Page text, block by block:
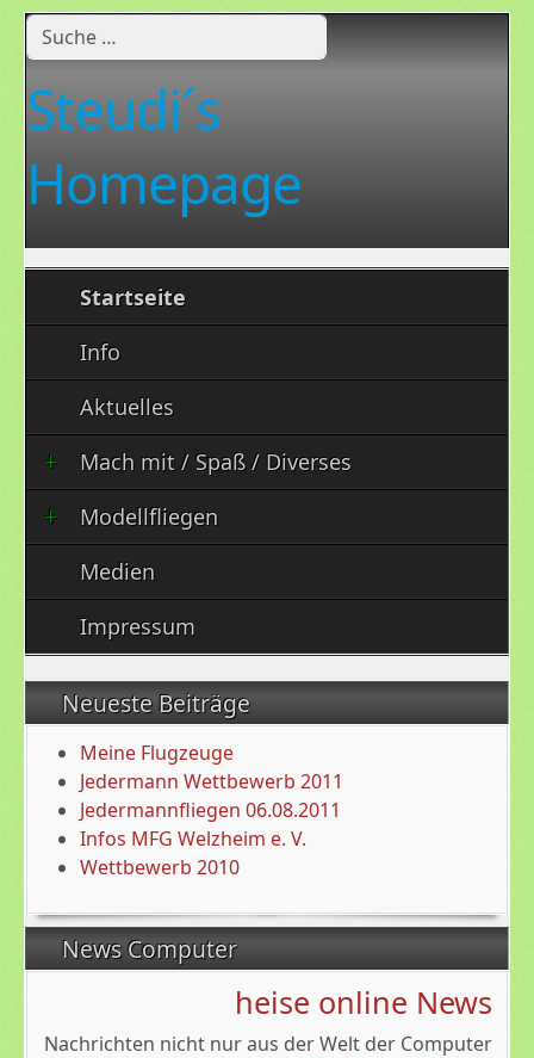
Suchen
Steudi´s
Homepage
Startseite
Info
Aktuelles
Mach mit / Spaß / Diverses
Modellfliegen
Medien
Impressum
Neueste Beiträge
Meine Flugzeuge
Jedermann Wettbewerb 2011
Jedermannfliegen 06.08.2011
Infos MFG Welzheim e. V.
Wettbewerb 2010
News Computer
heise online News
Nachrichten nicht nur aus der Welt der Computer